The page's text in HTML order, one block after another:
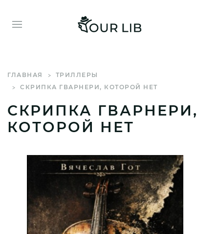
ГЛАВНАЯ
ТРИЛЛЕРЫ
СКРИПКА ГВАРНЕРИ, КОТОРОЙ НЕТ
СКРИПКА ГВАРНЕРИ,
КОТОРОЙ НЕТ